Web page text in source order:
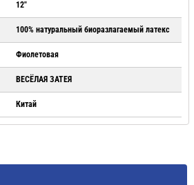
12"
100% натуральный биоразлагаемый латекс
Фиолетовая
ВЕСЁЛАЯ ЗАТЕЯ
Китай